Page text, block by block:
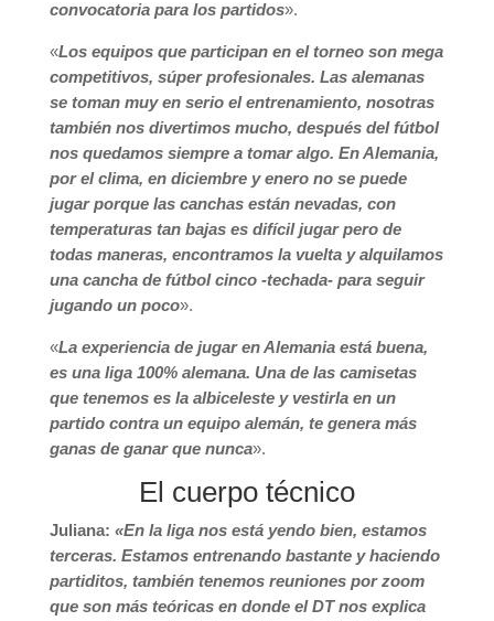
convocatoria para los partidos».
«Los equipos que participan en el torneo son mega
competitivos, súper profesionales. Las alemanas
se toman muy en serio el entrenamiento, nosotras
también nos divertimos mucho, después del fútbol
nos quedamos siempre a tomar algo. En Alemania,
por el clima, en diciembre y enero no se puede
jugar porque las canchas están nevadas, con
temperaturas tan bajas es difícil jugar pero de
todas maneras, encontramos la vuelta y alquilamos
una cancha de fútbol cinco -techada- para seguir
jugando un poco».
«La experiencia de jugar en Alemania está buena,
es una liga 100% alemana. Una de las camisetas
que tenemos es la albiceleste y vestirla en un
partido contra un equipo alemán, te genera más
ganas de ganar que nunca».
El cuerpo técnico
Juliana: «En la liga nos está yendo bien, estamos
terceras. Estamos entrenando bastante y haciendo
partiditos, también tenemos reuniones por zoom
que son más teóricas en donde el DT nos explica